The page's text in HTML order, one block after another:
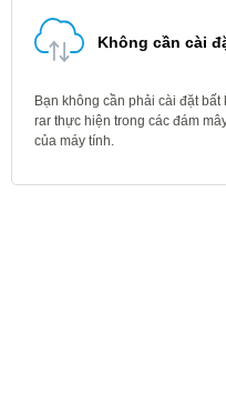
Không cần cài
Bạn không cần phải cài đặt
rar thực hiện trong các đám
của máy tính.